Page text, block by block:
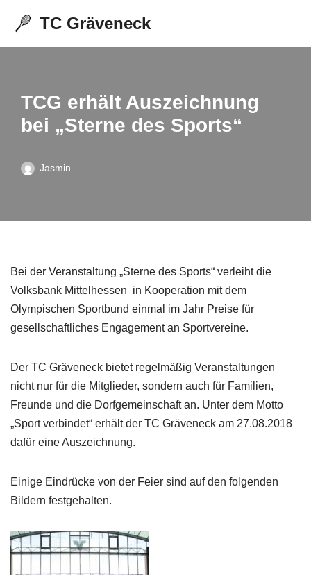
TC Gräveneck
TCG erhält Auszeichnung
bei „Sterne des Sports“
Jasmin
Bei der Veranstaltung „Sterne des Sports“ verleiht die
Volksbank Mittelhessen in Kooperation mit dem
Olympischen Sportbund einmal im Jahr Preise für
gesellschaftliches Engagement an Sportvereine.
Der TC Gräveneck bietet regelmäßig Veranstaltungen
nicht nur für die Mitglieder, sondern auch für Familien,
Freunde und die Dorfgemeinschaft an. Unter dem Motto
„Sport verbindet“ erhält der TC Gräveneck am 27.08.2018
dafür eine Auszeichnung.
Einige Eindrücke von der Feier sind auf den folgenden
Bildern festgehalten.